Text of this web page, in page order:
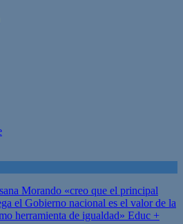
Morando «creo que el principal
el Gobierno nacional es el valor de la
herramienta de igualdad» Educ +